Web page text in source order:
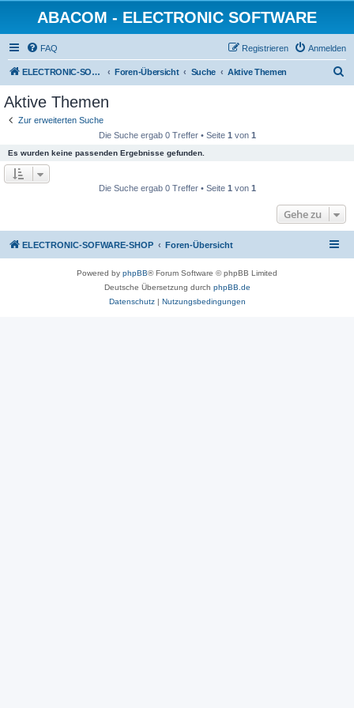
ABACOM - ELECTRONIC SOFTWARE
FAQ Anmelden
Registrieren
ELECTRONIC-SOFWARE-SHOP Foren-Übersicht Suche Aktive Themen
Aktive Themen
Zur erweiterten Suche
Die Suche ergab 0 Treffer • Seite 1 von 1
Es wurden keine passenden Ergebnisse gefunden.
Die Suche ergab 0 Treffer • Seite 1 von 1
Gehe zu
ELECTRONIC-SOFWARE-SHOP Foren-Übersicht
Powered by phpBB® Forum Software © phpBB Limited
Deutsche Übersetzung durch phpBB.de
Datenschutz| Nutzungsbedingungen